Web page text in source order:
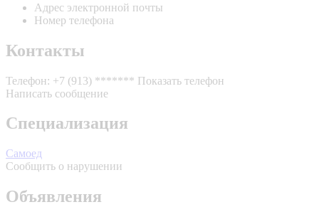
Адрес электронной почты
Номер телефона
Контакты
Телефон: +7 (913) ******* Показать телефон
Написать сообщение
Специализация
Самоед
Сообщить о нарушении
Объявления